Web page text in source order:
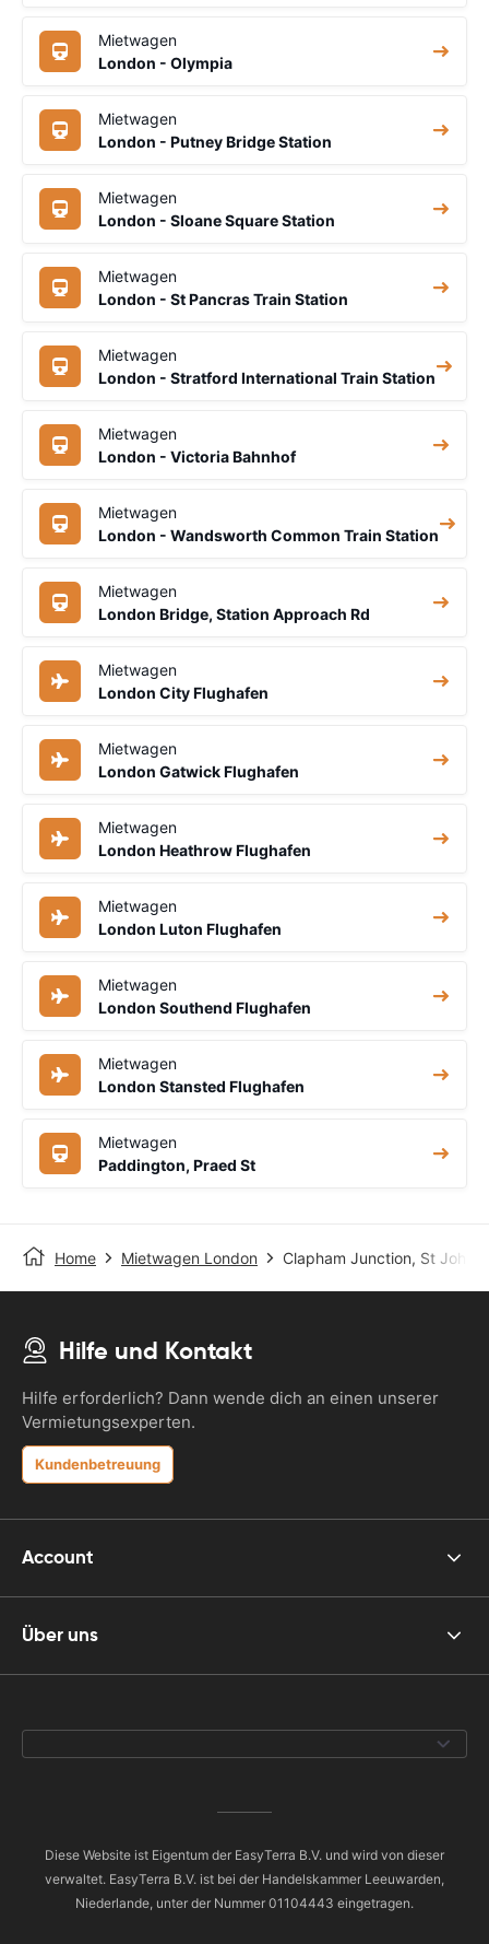
Mietwagen
London - Olympia
Mietwagen
London - Putney Bridge Station
Mietwagen
London - Sloane Square Station
Mietwagen
London - St Pancras Train Station
Mietwagen
London - Stratford International Train Station
Mietwagen
London - Victoria Bahnhof
Mietwagen
London - Wandsworth Common Train Station
Mietwagen
London Bridge, Station Approach Rd
Mietwagen
London City Flughafen
Mietwagen
London Gatwick Flughafen
Mietwagen
London Heathrow Flughafen
Mietwagen
London Luton Flughafen
Mietwagen
London Southend Flughafen
Mietwagen
London Stansted Flughafen
Mietwagen
Paddington, Praed St
Home Mietwagen London Clapham Junction, St John's
Hilfe und Kontakt
Hilfe erforderlich? Dann wende dich an einen unserer
Vermietungsexperten.
Kundenbetreuung
Account
Über uns
Diese Website ist Eigentum der EasyTerra B.V. und wird von dieser
verwaltet. EasyTerra B.V. ist bei der Handelskammer Leeuwarden,
Niederlande, unter der Nummer 01104443 eingetragen.